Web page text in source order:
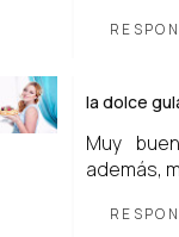
la dolce
Muy
además,